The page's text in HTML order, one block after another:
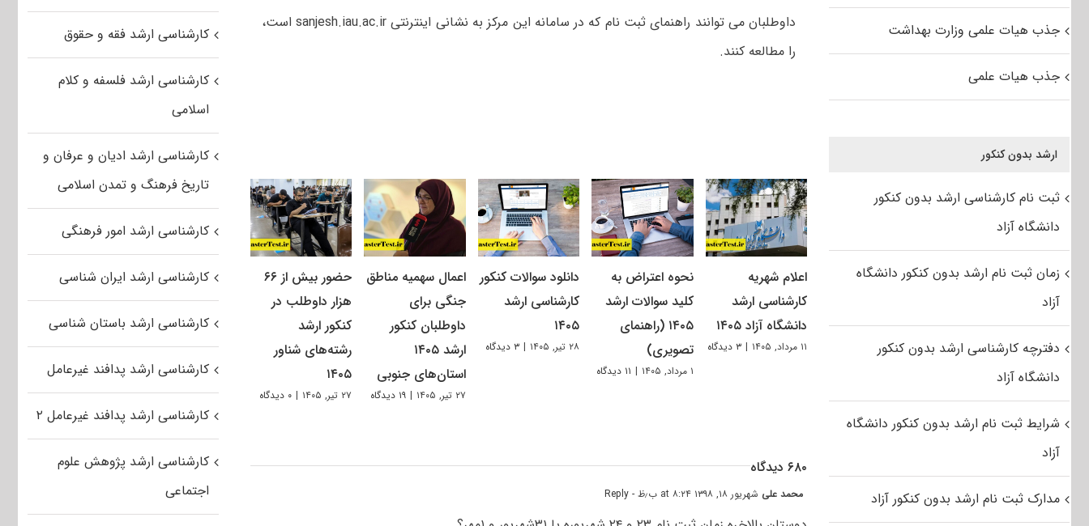
داوطلبان می توانند راهنمای ثبت نام که در سامانه این مرکز به نشانی اینترنتی sanjesh.iau.ac.ir است،
را مطالعه کنند.
اعلام شهریه
کارشناسی ارشد
دانشگاه آزاد ۱۴۰۵
۱۱ مرداد, ۱۴۰۵ | ۳ دیدگاه
نحوه اعتراض به
کلید سوالات ارشد
۱۴۰۵ (راهنمای
تصویری)
۱ مرداد, ۱۴۰۵ | ۱۱ دیدگاه
دانلود سوالات کنکور
کارشناسی ارشد
۱۴۰۵
۲۸ تیر, ۱۴۰۵ | ۳ دیدگاه
اعمال سهمیه مناطق
جنگی برای
داوطلبان کنکور
ارشد ۱۴۰۵
استان‌های جنوبی
۲۷ تیر, ۱۴۰۵ | ۱۹ دیدگاه
حضور بیش از ۶۶
هزار داوطلب در
کنکور ارشد
رشته‌های شناور
۱۴۰۵
۲۷ تیر, ۱۴۰۵ | ۰ دیدگاه
۶۸۰ دیدگاه
محمد علی شهریور ۱۸, ۱۳۹۸ at ۸:۲۴ ب٫ظ - Reply
کارشناسی ارشد فقه و حقوق
کارشناسی ارشد فلسفه و کلام
اسلامی
کارشناسی ارشد ادیان و عرفان و
تاریخ فرهنگ و تمدن اسلامی
کارشناسی ارشد امور فرهنگی
کارشناسی ارشد ایران شناسی
کارشناسی ارشد باستان شناسی
کارشناسی ارشد پدافند غیرعامل
کارشناسی ارشد پدافند غیرعامل ۲
کارشناسی ارشد پژوهش علوم
اجتماعی
جذب هیات علمی وزارت بهداشت
جذب هیات علمی
ارشد بدون کنکور
ثبت نام کارشناسی ارشد بدون کنکور
دانشگاه آزاد
زمان ثبت نام ارشد بدون کنکور دانشگاه
آزاد
دفترچه کارشناسی ارشد بدون کنکور
دانشگاه آزاد
شرایط ثبت نام ارشد بدون کنکور دانشگاه
آزاد
مدارک ثبت نام ارشد بدون کنکور آزاد